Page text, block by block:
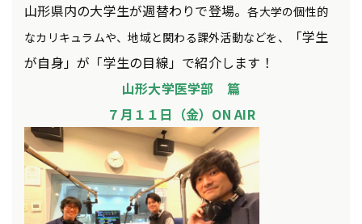
山形県内の大学生が週替わりで登場。各大学の個性的
なカリキュラムや、地域と関わる課外活動などを、
「学生
が自身」が「学生の目線」で紹介します！
山形大学医学部 篇
７月１１ 日（金）ON AIR